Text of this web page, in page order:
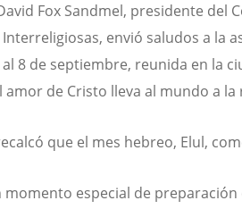
Fox Sandmel, presidente del
envió saludos a la
8 de septiembre, reunida en la
amor de Cristo lleva al mundo a
que el mes hebreo, Elul,
momento especial de